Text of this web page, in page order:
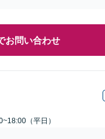
お問い合わせ
（平日）